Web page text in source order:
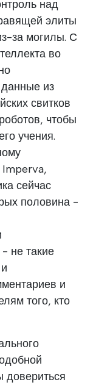
над
элиты
за могилы. С
во
из
свитков
чтобы
учения.
Imperva,
сейчас
половина -
не такие
и
того, кто